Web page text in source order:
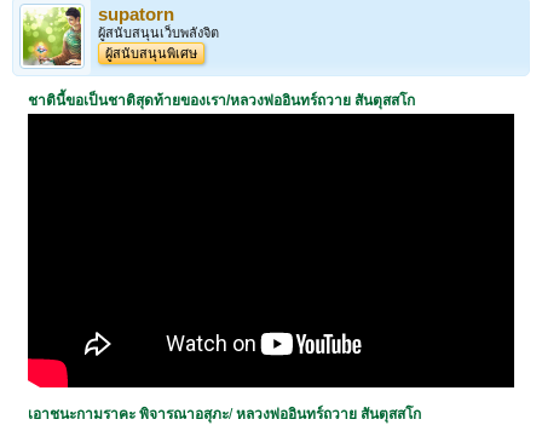
supatorn
ผู้สนับสนุนเว็บพลังจิต
ผู้สนับสนุนพิเศษ
ชาตินี้ขอเป็นชาติสุดท้ายของเรา/หลวงพ่ออินทร์ถวาย สันตุสสโก
เอาชนะกามราคะ พิจารณาอสุภะ/หลวงพ่ออินทร์ถวาย สันตุสสโก